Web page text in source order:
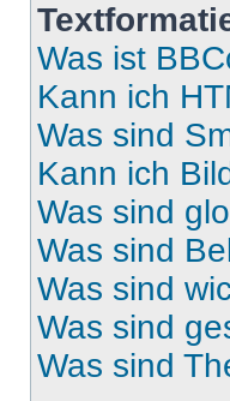
Was ist
Kann ich
Was sind
Kann ich
Was sind
Was sind
Was sind
Was sind
Was sind